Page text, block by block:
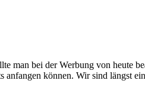
man bei der Werbung von heute
anfangen können. Wir sind längst